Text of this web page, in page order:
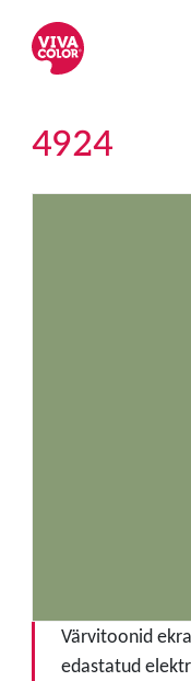
4924
Värvitoonid
edastatud